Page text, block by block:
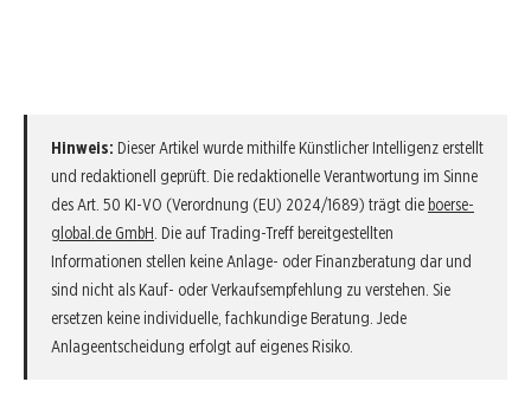
Hinweis: Dieser Artikel wurde mithilfe Künstlicher Intelligenz erstellt
und redaktionell geprüft. Die redaktionelle Verantwortung im Sinne
des Art. 50 KI-VO (Verordnung (EU) 2024/1689) trägt die boerse-
global.de GmbH . Die auf Trading-Treff bereitgestellten
Informationen stellen keine Anlage- oder Finanzberatung dar und
sind nicht als Kauf- oder Verkaufsempfehlung zu verstehen. Sie
ersetzen keine individuelle, fachkundige Beratung. Jede
Anlageentscheidung erfolgt auf eigenes Risiko.